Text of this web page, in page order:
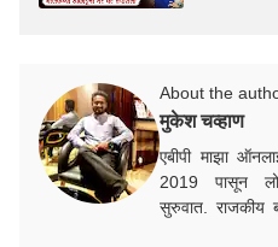
About the
मुकेश चव्हाण
एबीपी माझा
2019 पासून
सुरुवात. राजकीय